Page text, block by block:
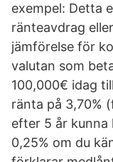
exempel: Detta
ränteavdrag
jämförelse för
valutan som
100,000€ idag
ränta på 3,70%
efter 5 år kunna
0,25% om du